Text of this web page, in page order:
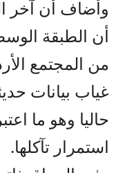
وأضاف أن آخر
غياب بيانات
حاليا وهو ما
استمرار تآكلها.